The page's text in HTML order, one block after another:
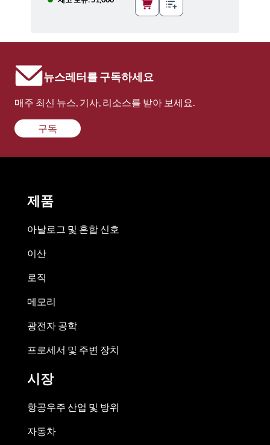
뉴스레터를 구독하세요
매주 최신 뉴스, 기사, 리소스를 받아 보세요.
구독
제품
아날로그 및 혼합 신호
이산
로직
메모리
광전자 공학
프로세서 및 주변 장치
시장
항공우주 산업 및 방위
자동차